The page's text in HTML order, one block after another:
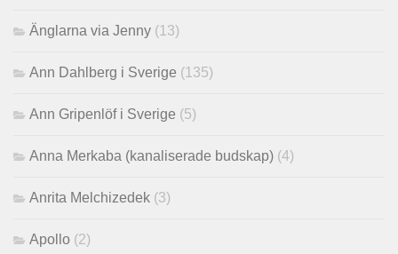
Änglarna via Jenny (13)
Ann Dahlberg i Sverige (135)
Ann Gripenlöf i Sverige (5)
Anna Merkaba (kanaliserade budskap) (4)
Anrita Melchizedek (3)
Apollo (2)